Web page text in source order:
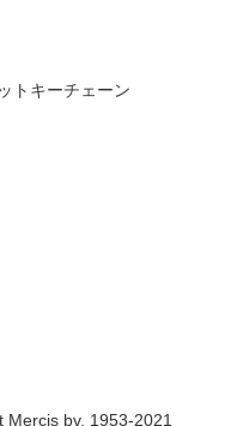
トキーチェーン
bv, 1953-2021